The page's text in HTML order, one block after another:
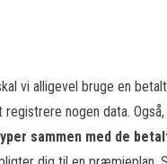
vi alligevel bruge en
nogen data. Også,
sammen med de